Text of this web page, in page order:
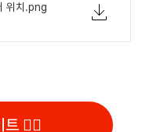
위치.png
👆🏻